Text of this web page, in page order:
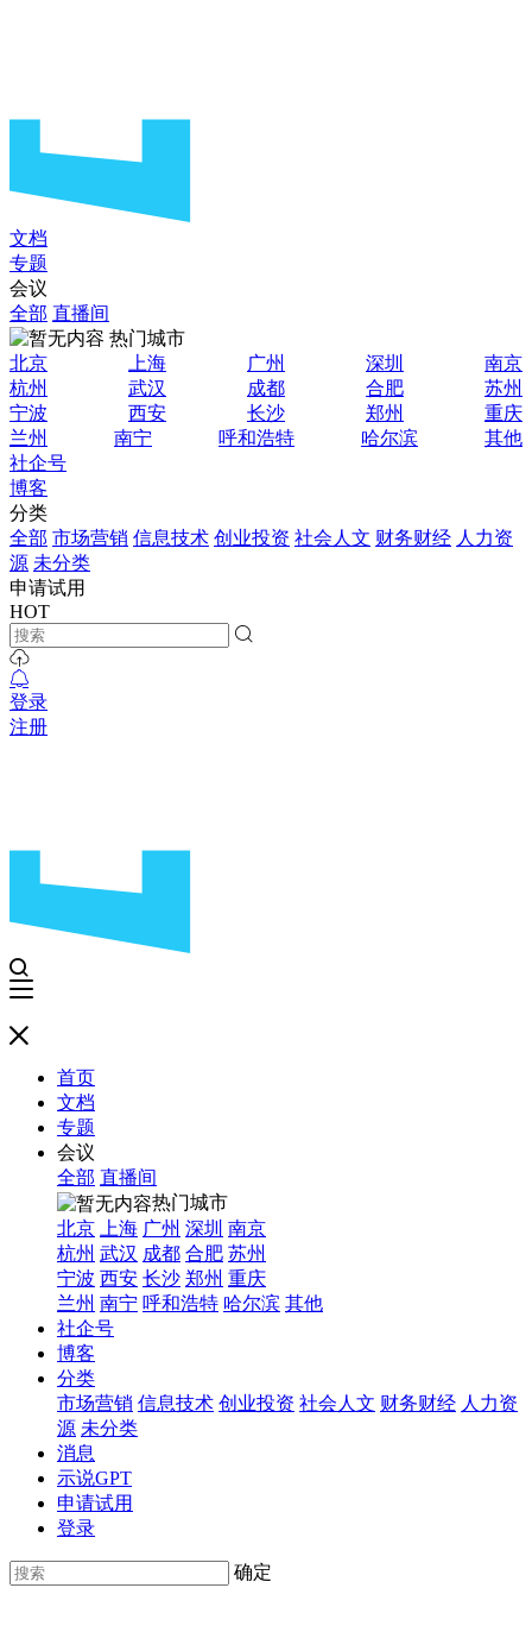
文档
专题
会议
全部 直播间
热门城市
北京
上海 广州 深圳
南京
杭州
武汉 成都 合肥
苏州
宁波
西安 长沙 郑州
重庆
兰州
南宁 呼和浩特 哈尔滨
其他
社企号
博客
分类
全部 市场营销 信息技术 创业投资 社会人文 财务财经 人力资
源 未分类
申请试用
HOT
登录
注册
首页
文档
专题
会议
全部 直播间
热门城市
北京
上海 广州 深圳 南京
杭州 武汉 成都 合肥 苏州
宁波 西安 长沙 郑州 重庆
兰州 南宁 呼和浩特 哈尔滨 其他
社企号
博客
分类
市场营销 信息技术 创业投资 社会人文 财务财经 人力资
源 未分类
消息
示说GPT
申请试用
登录
确定